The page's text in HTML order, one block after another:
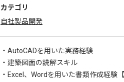
カテゴリ
自社製品開発
・AutoCADを用いた実務経験
・建築図面の読解スキル
・Excel、Wordを用いた書類作成経験